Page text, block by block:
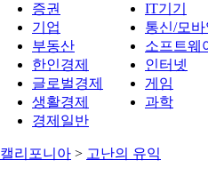
증권
기업
부동산
한인경제
글로벌경제
생활경제
경제일반
IT기기
통신/모
소프트웨
인터넷
게임
과학
캘리포니아 > 고난의 유익